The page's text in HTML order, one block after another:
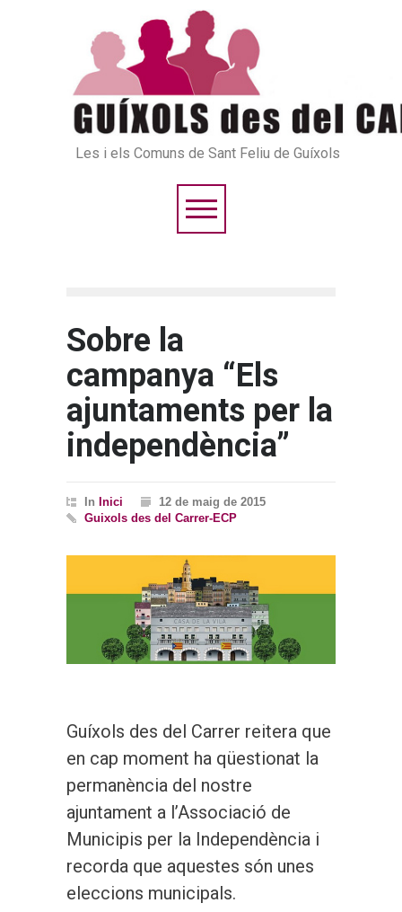
Les i els Comuns de Sant Feliu de Guíxols
Sobre la
campanya “Els
ajuntaments per la
independència”
In Inici
12 de maig de 2015
Guixols des del Carrer-ECP
Guíxols des del Carrer reitera que
en cap moment ha qüestionat la
permanència del nostre
ajuntament a l’Associació de
Municipis per la Independència i
recorda que aquestes són unes
eleccions municipals.